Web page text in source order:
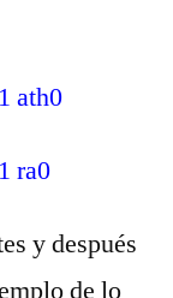
ath0
ra0
y después
de lo